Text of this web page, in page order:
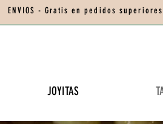
ENVIOS - Gratis en pedidos
JOYITAS